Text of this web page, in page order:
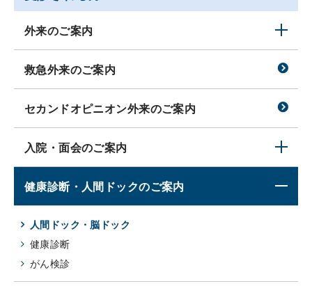
外来のご案内
救急外来のご案内
セカンドオピニオン外来のご案内
入院・面会のご案内
健康診断・人間ドックのご案内
人間ドック・脳ドック
健康診断
がん検診